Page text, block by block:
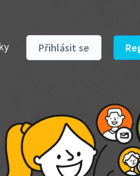
Přihlásit se